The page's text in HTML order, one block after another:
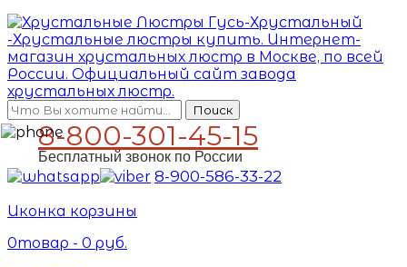
Поиск
8-800-301-45-15
Бесплатный звонок по России
8-900-586-33-22
Иконка корзины
0товар - 0 руб.